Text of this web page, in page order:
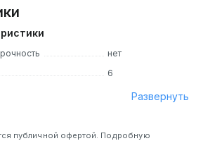
нет
6
Развернуть
публичной офертой. Подробную